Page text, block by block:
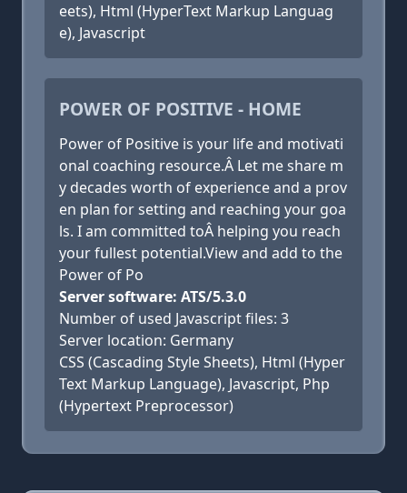
eets), Html (HyperText Markup Languag
e), Javascript
POWER OF POSITIVE - HOME
Power of Positive is your life and motivati
onal coaching resource.Â Let me share m
y decades worth of experience and a prov
en plan for setting and reaching your goa
ls. I am committed toÂ helping you reach
your fullest potential.View and add to the
Power of Po
Server software: ATS/5.3.0
Number of used Javascript files: 3
Server location: Germany
CSS (Cascading Style Sheets), Html (Hyper
Text Markup Language), Javascript, Php
(Hypertext Preprocessor)